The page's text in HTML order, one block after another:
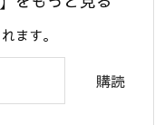
ます。
購読